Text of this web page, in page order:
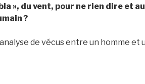
», du vent, pour ne rien dire et
?
de vécus entre un homme et